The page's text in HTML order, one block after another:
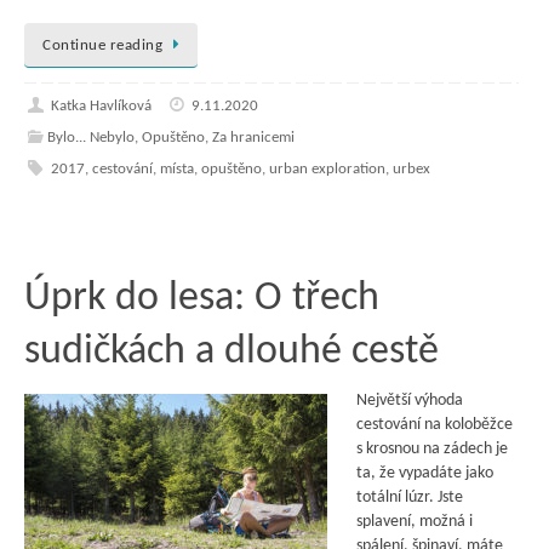
Continue reading
Katka Havlíková
9.11.2020
Bylo... Nebylo, Opuštěno, Za hranicemi
2017, cestování, místa, opuštěno, urban exploration, urbex
Úprk do lesa: O třech
sudičkách a dlouhé cestě
Největší výhoda
cestování na koloběžce
s krosnou na zádech je
ta, že vypadáte jako
totální lúzr. Jste
splavení, možná i